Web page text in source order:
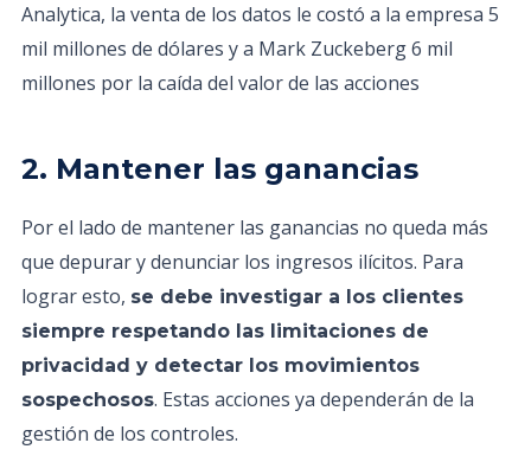
Analytica, la venta de los datos le costó a la empresa 5
mil millones de dólares y a Mark Zuckeberg 6 mil
millones por la caída del valor de las acciones
2. Mantener las ganancias
Por el lado de mantener las ganancias no queda más
que depurar y denunciar los ingresos ilícitos. Para
lograr esto, se debe investigar a los clientes
siempre respetando las limitaciones de
privacidad y detectar los movimientos
sospechosos. Estas acciones ya dependerán de la
gestión de los controles.